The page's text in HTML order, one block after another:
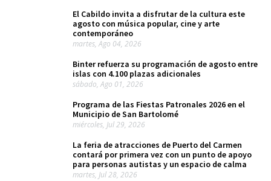
El Cabildo invita a disfrutar de la cultura este
agosto con música popular, cine y arte
contemporáneo
martes, Ago 04, 2026
Binter refuerza su programación de agosto entre
islas con 4.100 plazas adicionales
sábado, Ago 01, 2026
Programa de las Fiestas Patronales 2026 en el
Municipio de San Bartolomé
miércoles, Jul 29, 2026
La feria de atracciones de Puerto del Carmen
contará por primera vez con un punto de apoyo
para personas autistas y un espacio de calma
martes, Jul 28, 2026